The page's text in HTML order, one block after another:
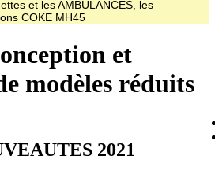
et les AMBULANCES, les
COKE MH45
et
modèles réduits
2021